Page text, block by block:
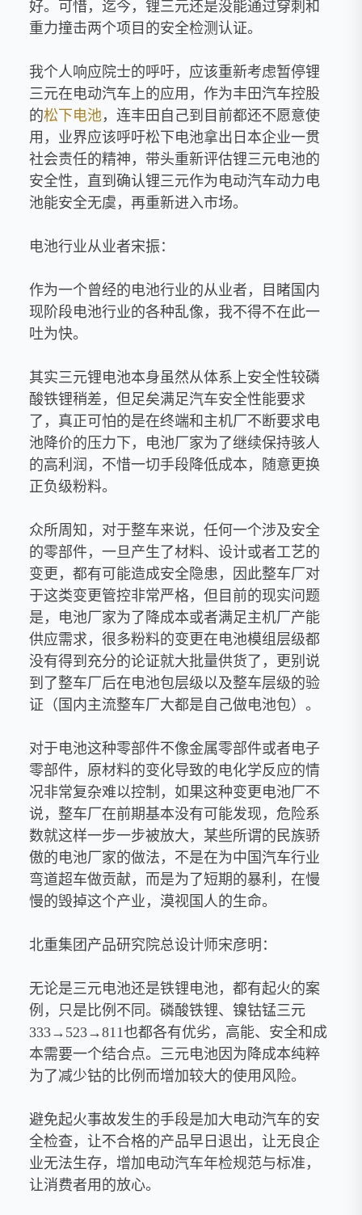
好。可惜，迄今，锂三元还是没能通过穿刺和
重力撞击两个项目的安全检测认证。
我个人响应院士的呼吁，应该重新考虑暂停锂
三元在电动汽车上的应用，作为丰田汽车控股
的松下电池，连丰田自己到目前都还不愿意使
用，业界应该呼吁松下电池拿出日本企业一贯
社会责任的精神，带头重新评估锂三元电池的
安全性，直到确认锂三元作为电动汽车动力电
池能安全无虞，再重新进入市场。
电池行业从业者宋振：
作为一个曾经的电池行业的从业者，目睹国内
现阶段电池行业的各种乱像，我不得不在此一
吐为快。
其实三元锂电池本身虽然从体系上安全性较磷
酸铁锂稍差，但足矣满足汽车安全性能要求
了，真正可怕的是在终端和主机厂不断要求电
池降价的压力下，电池厂家为了继续保持骇人
的高利润，不惜一切手段降低成本，随意更换
正负级粉料。
众所周知，对于整车来说，任何一个涉及安全
的零部件，一旦产生了材料、设计或者工艺的
变更，都有可能造成安全隐患，因此整车厂对
于这类变更管控非常严格，但目前的现实问题
是，电池厂家为了降成本或者满足主机厂产能
供应需求，很多粉料的变更在电池模组层级都
没有得到充分的论证就大批量供货了，更别说
到了整车厂后在电池包层级以及整车层级的验
证（国内主流整车厂大都是自己做电池包）。
对于电池这种零部件不像金属零部件或者电子
零部件，原材料的变化导致的电化学反应的情
况非常复杂难以控制，如果这种变更电池厂不
说，整车厂在前期基本没有可能发现，危险系
数就这样一步一步被放大，某些所谓的民族骄
傲的电池厂家的做法，不是在为中国汽车行业
弯道超车做贡献，而是为了短期的暴利，在慢
慢的毁掉这个产业，漠视国人的生命。
北重集团产品研究院总设计师宋彦明：
无论是三元电池还是铁锂电池，都有起火的案
例，只是比例不同。磷酸铁锂、镍钴锰三元
333→523→811也都各有优劣，高能、安全和成
本需要一个结合点。三元电池因为降成本纯粹
为了减少钴的比例而增加较大的使用风险。
避免起火事故发生的手段是加大电动汽车的安
全检查，让不合格的产品早日退出，让无良企
业无法生存，增加电动汽车年检规范与标准，
让消费者用的放心。